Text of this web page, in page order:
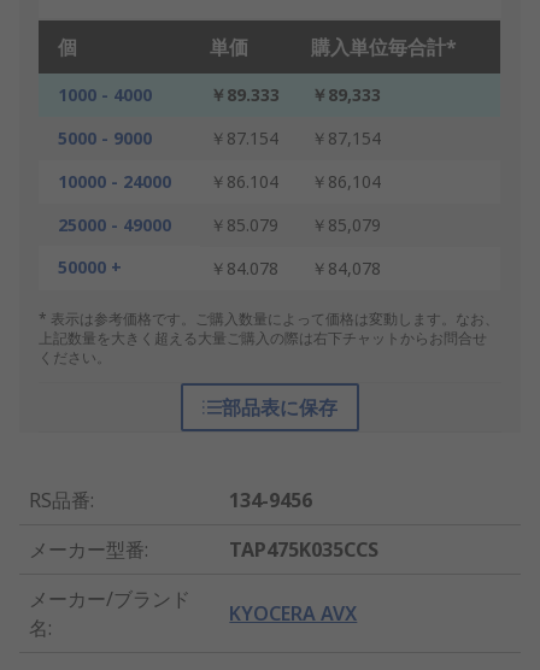
個 単価 購入単位毎合計*
1000 - 4000 ￥89.333
￥89,333
5000 - 9000
￥87.154
￥87,154
10000 - 24000
￥86.104
￥86,104
25000 - 49000
￥85.079
￥85,079
50000 +
￥84.078 ￥84,078
* 表示は参考価格です。ご購入数量によって価格は変動します。なお、
上記数量を大きく超える大量ご購入の際は右下チャットからお問合せ
ください。
部品表に保存
RS品番:
134-9456
メーカー型番:
TAP475K035CCS
メーカー/ブランド
名:
KYOCERA AVX